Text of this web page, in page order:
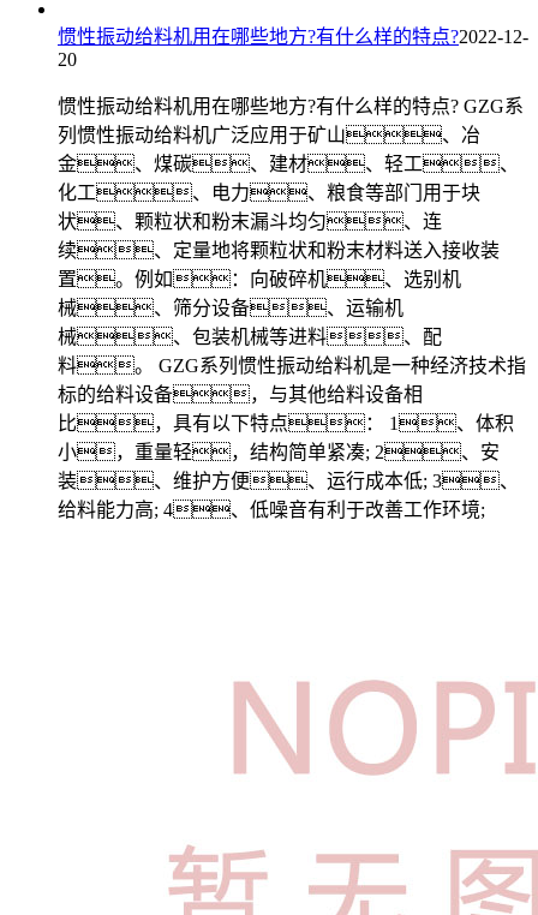
惯性振动给料机用在哪些地方?有什么样的特点?2022-12-
20
惯性振动给料机用在哪些地方?有什么样的特点? GZG系
列惯性振动给料机广泛应用于矿山、冶
金、煤碳、建材、轻工、
化工、电力、粮食等部门用于块
状、颗粒状和粉末漏斗均匀、连
续、定量地将颗粒状和粉末材料送入接收装
置。例如：向破碎机、选别机
械、筛分设备、运输机
械、包装机械等进料、配
料。 GZG系列惯性振动给料机是一种经济技术指
标的给料设备，与其他给料设备相
比，具有以下特点： 1、体积
小，重量轻，结构简单紧凑; 2、安
装、维护方便、运行成本低; 3、
给料能力高; 4、低噪音有利于改善工作环境;